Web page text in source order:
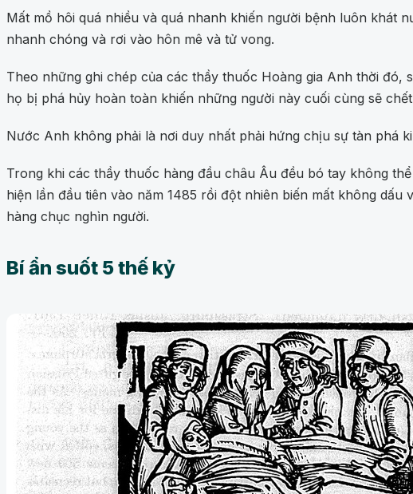
Mất mồ hôi quá nhiều và quá nhanh khiến người bệnh luôn khát
nhanh chóng và rơi vào hôn mê và tử vong.
Theo những ghi chép của các thầy thuốc Hoàng gia Anh thời
họ bị phá hủy hoàn toàn khiến những người này cuối cùng sẽ
Nước Anh không phải là nơi duy nhất phải hứng chịu sự tàn phá
Trong khi các thầy thuốc hàng đầu châu Âu đều bó tay không
hiện lần đầu tiên vào năm 1485 rồi đột nhiên biến mất không
hàng chục nghìn người.
Bí ẩn suốt 5 thế kỷ